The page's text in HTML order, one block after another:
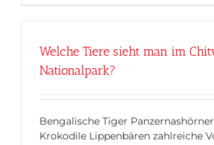
Welche Tiere sieht man im
Nationalpark?
Bengalische Tiger
Krokodile Lippenbären zahlreiche